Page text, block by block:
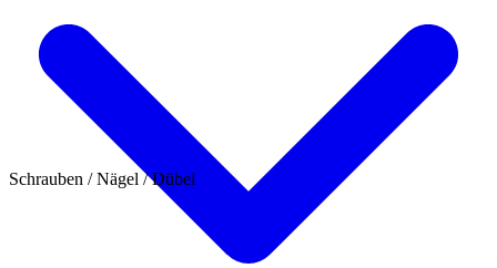
Schrauben / Nägel / Dübel